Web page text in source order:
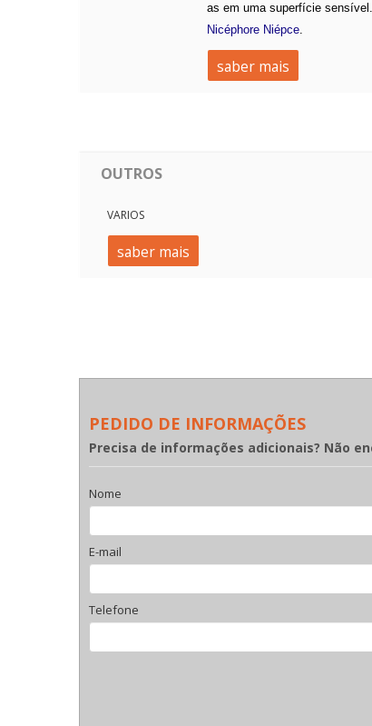
as em uma superfície sensível.
Nicéphore Niépce
saber mais
OUTROS
VARIOS
saber mais
PEDIDO DE INFORMAÇÕES
Precisa de informações adicionais? Não
Nome
E-mail
Telefone